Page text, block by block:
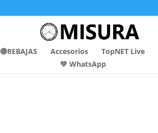
🔴REBAJAS Accesorios TopNET Live
💚 WhatsApp